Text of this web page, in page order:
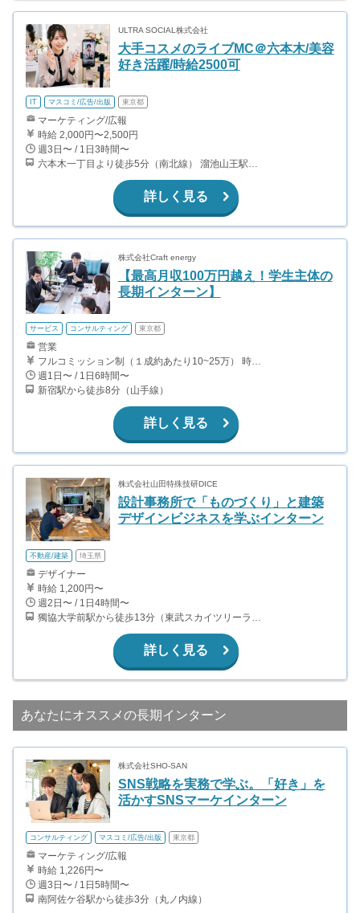
ULTRA SOCIAL株式会社
大手コスメのライブMC＠六本木/美容
好き活躍/時給2500可
IT マスコミ/広告/出版 東京都
マーケティング/広報
時給 2,000円〜2,500円
週3日〜 / 1日3時間〜
詳しく見る
株式会社Craft energy
【最高月収100万円越え！学生主体の
長期インターン】
サービス コンサルティング 東京都
営業
フルコミッション制（１成約あたり10~25万） 時給換算で（2000円〜2500円）程度が目安となります。 月100万を稼ぐ学生多数在籍しています。 ■収入例 〇入社1か月目（早稲田大学2年生） 役職：アポインター 月間1契約×10万円＝10万円 ＋交通費 〇入社3か月目（明治大学2年生） 役職：アポインター 月間2契約×13万円＝26万円 ＋交通費 〇入社6か月目（慶應義塾大学3年生） 役職：アポインター 月間5契約×15万円＝75万円 ＋交通費 〇入社15か月目（東京大学3年生） 役職：クローザー 月間3契約×25万=75万円 ＋交通費 交通費支給あり
週1日〜 / 1日6時間〜
新宿駅から徒歩8分（山手線）
詳しく見る
株式会社山田特殊技研DICE
設計事務所で「ものづくり」と建築
デザインビジネスを学ぶインターン
不動産/建築 埼玉県
デザイナー
時給 1,200円〜
週2日〜 / 1日4時間〜
獨協大学前駅から徒歩13分（東武スカイツリーライン、東武伊勢崎線、東武日光線、鬼怒川線）
詳しく見る
あなたにオススメの長期インターン
株式会社SHO-SAN
SNS戦略を実務で学ぶ。「好き」を
活かすSNSマーケインターン
コンサルティング マスコミ/広告/出版 東京都
マーケティング/広報
時給 1,226円〜
週3日〜 / 1日5時間〜
南阿佐ケ谷駅から徒歩3分（丸ノ内線）